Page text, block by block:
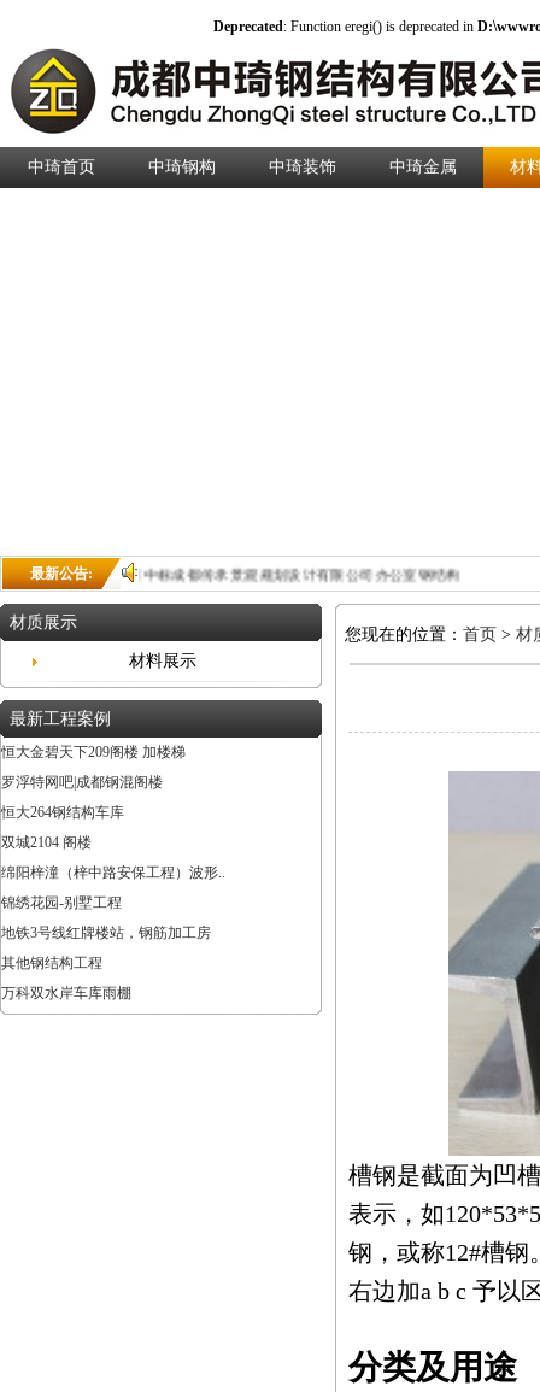
Deprecated: Function eregi() is deprecated in
中琦首页 中琦钢构 中琦装饰 中琦金属 材
最新公告:
·中标喜讯--公司中标成都传承景观规划设计有限公司办公室钢结构
材质展示
材料展示
最新工程案例
恒大金碧天下209阁楼 加楼梯
罗浮特网吧|成都钢混阁楼
恒大264钢结构车库
双城2104 阁楼
绵阳梓潼（梓中路安保工程）波形..
锦绣花园-别墅工程
地铁3号线红牌楼站，钢筋加工房
其他钢结构工程
万科双水岸车库雨棚
您现在的位置： 首页 > 材
槽钢是截面为凹
表示，如
钢，或称12#槽
右边加a b c 予以
分类及用途